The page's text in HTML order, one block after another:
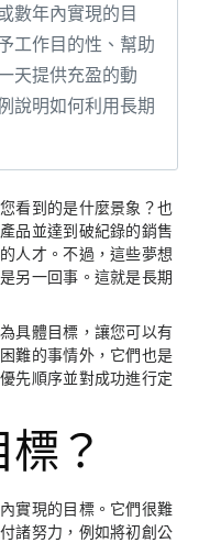
數年內實現的目
工作目的性、幫助
天提供充盈的動
說明如何利用長期
看到的是什麼景象？也
品並達到破紀錄的銷售
人才。不過，這些夢想
另一回事。這就是長期
具體目標，讓您可以有
難的事情外，它們也是
先順序並對成功進行定
？
實現的目標。它們很難
諸努力，例如將初創公